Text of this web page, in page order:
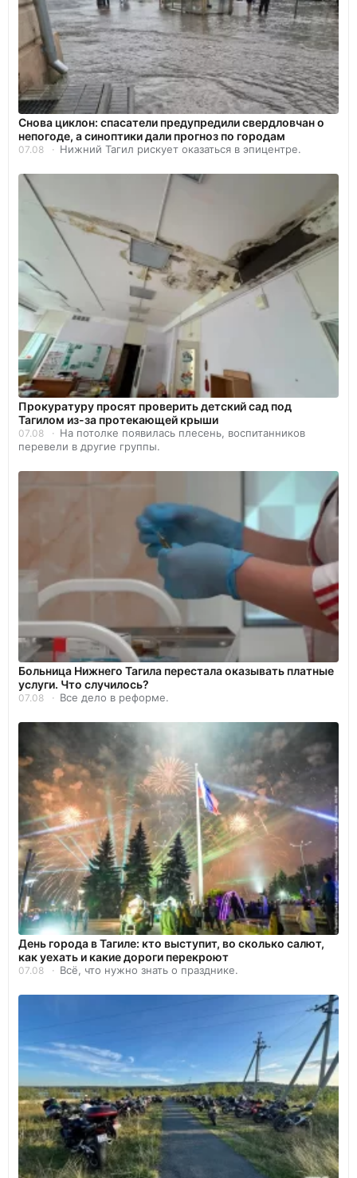
Снова циклон: спасатели предупредили свердловчан о
непогоде, а синоптики дали прогноз по городам
07.08 Нижний Тагил рискует оказаться в эпицентре.
Прокуратуру просят проверить детский сад под
Тагилом из-за протекающей крыши
07.08
На потолке появилась плесень, воспитанников
перевели в другие группы.
Больница Нижнего Тагила перестала оказывать платные
услуги. Что случилось?
07.08 Все дело в реформе.
День города в Тагиле: кто выступит, во сколько салют,
как уехать и какие дороги перекроют
07.08 Всё, что нужно знать о празднике.